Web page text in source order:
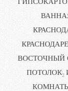
ВОСТОЧНЫЙ
ПОТОЛОК2